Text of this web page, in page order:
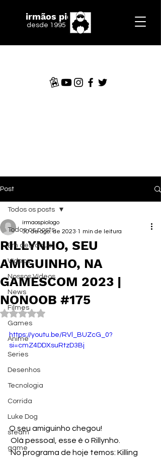
irmãos piologo
desde 1995
Post
Todos os posts
Em destaque
Vídeos
Nossos Vídeos
News
Filmes
Games
Anime
Series
Desenhos
Tecnologia
Corrida
Luke Dog
steam
game
Todos os posts
RILLYNHO, SEU
AMIGUINHO, NA
GAMESCOM 2023 |
NONOOB #175
irmaospiologo
30 de ago. de 2023 1 min de leitura
Avaliado com NaN de 5 estrelas.
https://youtu.be/RVl_BUZcG_0?
si=cmZ4DDXsuRtzD3Bj
O seu amiguinho chegou!
Olá pessoal, esse é o Rillynho.
No programa de hoje temos: Killing